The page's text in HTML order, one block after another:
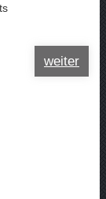
weiter